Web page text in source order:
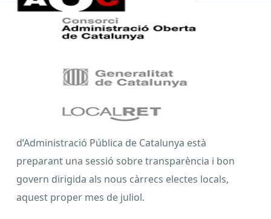
d’Administració Pública de Catalunya està
preparant una sessió sobre transparència i bon
govern dirigida als nous càrrecs electes locals,
aquest proper mes de juliol.